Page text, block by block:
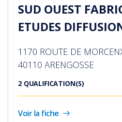
SUD OUEST
ETUDES
1170 ROUTE DE
40110 ARENGOSSE
2 QUALIFICATION(S)
3521- Fabrication et pose
Voir la fiche